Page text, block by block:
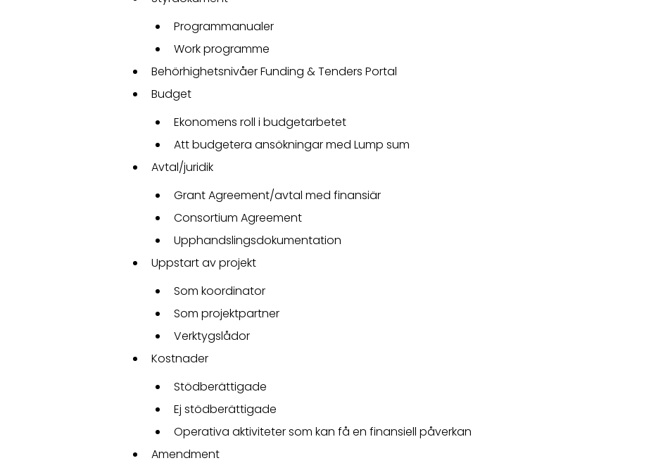
Programmanualer
Work programme
Behörhighetsnivåer Funding & Tenders Portal
Budget
Ekonomens roll i budgetarbetet
Att budgetera ansökningar med Lump sum
Avtal/juridik
Grant Agreement/avtal med finansiär
Consortium Agreement
Upphandslingsdokumentation
Uppstart av projekt
Som koordinator
Som projektpartner
Verktygslådor
Kostnader
Stödberättigade
Ej stödberättigade
Operativa aktiviteter som kan få en finansiell påverkan
Amendment